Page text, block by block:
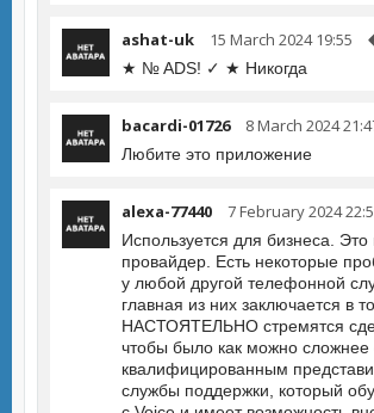
ashat-uk 15 March 2024 19:55
★ № ADS! ✓ ★ Никогда
bacardi-01726 8 March 2024
Любите это приложение
alexa-77440 7 February 2024
Используется для бизнеса.
провайдер. Есть некоторые
у любой другой телефонной
главная из них заключается в
НАСТОЯТЕЛЬНО стремятся
чтобы было как можно сложнее
квалифицированным
службы поддержки, который